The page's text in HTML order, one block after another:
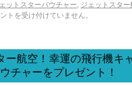
ットスターバウチャー, ジェットスター
トを受け付けていません。
ー航空！幸運の飛行機キ
チャーをプレゼント！